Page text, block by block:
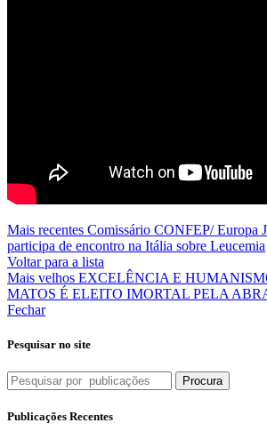
Mais recentes Comissário CONFEP/ Europa
participa de encontro na Itália sobre Leucemia
Voltar para a lista
Mais velhos EXCELÊNCIA E
MATOS É ELEITO IMORTAL PELA
Fechar
Pesquisar no site
Procura
Publicações Recentes